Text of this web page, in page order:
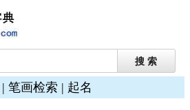
| 笔画检索 | 起名